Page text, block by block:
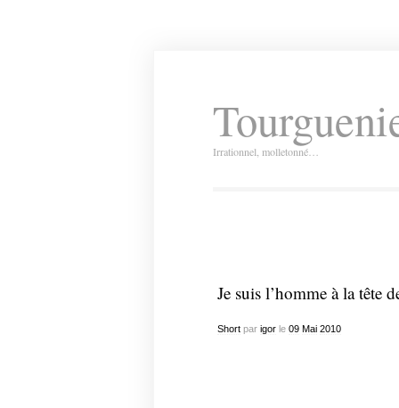
Irrationnel, molletonné…
Je suis l’homme à la tête
Shortpar igorle 09 Mai 2010